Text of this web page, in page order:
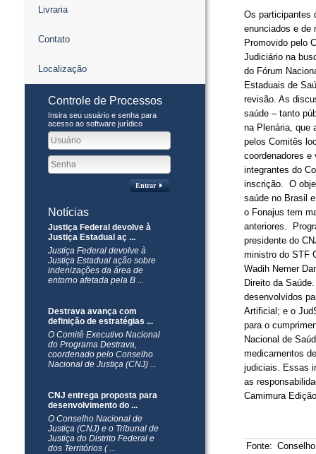
Livraria
Contato
Localização
Controle de Processos
Insira seu usuário e senha para
acesso ao software jurídico
Entrar
Notícias
Justiça Federal devolve à
Justiça Estadual aç ...
Justiça Federal devolve à
Justiça Estadual ação sobre
indenizações da área de
entorno afetada pela B ...
Destrava avança com
definição de estratégias ...
O Comitê Executivo Nacional
do Programa Destrava,
coordenado pelo Conselho
Nacional de Justiça (CNJ) ...
CNJ entrega proposta para
desenvolvimento do ...
O Conselho Nacional de
Justiça (CNJ) e o Tribunal de
Justiça do Distrito Federal e
dos Territórios ( ...
Os participantes
enunciados e de
Promovido pelo
Judiciário na
do Fórum
Estaduais de
revisão. As
saúde – tanto
na Plenária, que
pelos Comitês
coordenadores
integrantes do
inscrição. O
saúde no Brasil
o Fonajus tem
anteriores.
presidente do
ministro do STF
Wadih Nemer
Direito da
desenvolvidos
Artificial; e o
para o
Nacional de
medicamentos
judiciais. Essas
as
Camimura
Fonte: